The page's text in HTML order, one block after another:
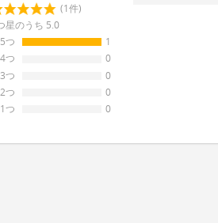
(1件)
星のうち 5.0
つ
1
つ
0
つ
0
つ
0
つ
0